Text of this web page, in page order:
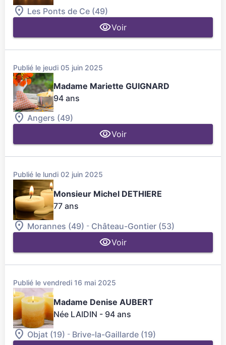
Les Ponts de Ce (49)
Voir
Publié le jeudi 05 juin 2025
Madame Mariette GUIGNARD
94 ans
Angers (49)
Voir
Publié le lundi 02 juin 2025
Monsieur Michel DETHIERE
77 ans
Morannes (49) - Château-Gontier (53)
Voir
Publié le vendredi 16 mai 2025
Madame Denise AUBERT
Née LAIDIN - 94 ans
Objat (19) - Brive-la-Gaillarde (19)